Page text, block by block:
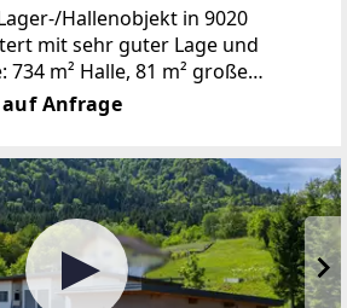
Hallenobjekt in 9020
mit sehr guter Lage und
m² Halle, 81 m² große
Sektionaltore sowie 95 m²
Logistik, Handel, Produktion
auf Anfrage